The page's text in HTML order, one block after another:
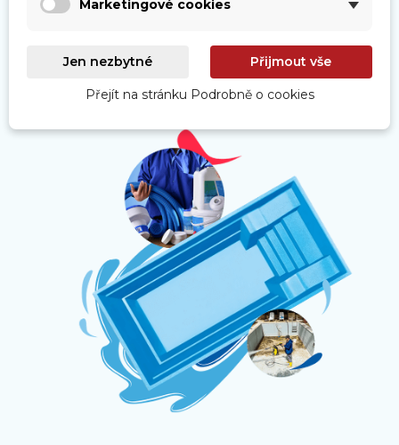
výměny hadicových rozvodů za profesionální
zazimování a odzimování bazénů.
Marketingové cookies
Jen nezbytné Přijmout vše
Přejít na stránku Podrobně o cookies